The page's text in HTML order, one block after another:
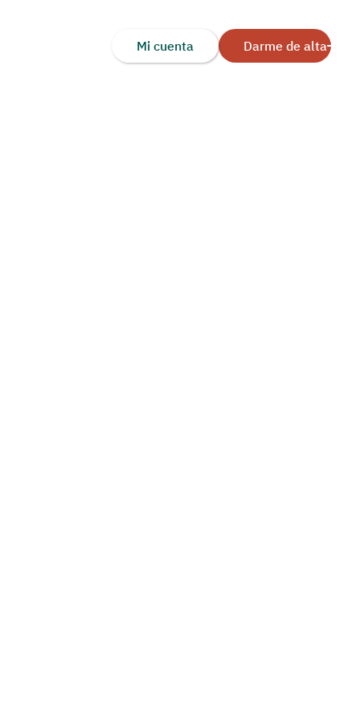
Darme de alta
Mi cuenta